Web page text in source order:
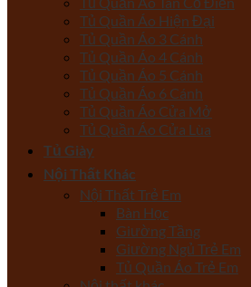
Tủ Quần Áo Hiện Đại
Tủ Quần Áo 3 Cánh
Tủ Quần Áo 4 Cánh
Tủ Quần Áo 5 Cánh
Tủ Quần Áo 6 Cánh
Tủ Quần Áo Cửa Mở
Tủ Quần Áo Cửa Lùa
Tủ Giày
Nội Thất Khác
Nội Thất Trẻ Em
Bàn Học
Giường Tầng
Giường Ngủ Trẻ Em
Tủ Quần Áo Trẻ Em